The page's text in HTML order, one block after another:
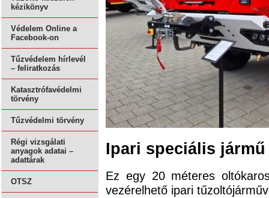
kézikönyv
Védelem Online a
Facebook-on
Tűzvédelem hírlevél
– feliratkozás
Katasztrófavédelmi
törvény
Tűzvédelmi törvény
Régi vizsgálati
anyagok adatai –
adattárak
OTSZ
Ipari speciális jármű
Ez egy 20 méteres
vezérelhető ipari